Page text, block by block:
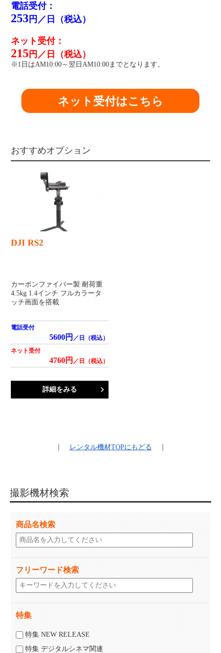
電話受付：
253 円／日（税込）
ネット受付：
215 円／日（税込）
※1日はAM10:00～翌日AM10:00までとなります。
ネット受付はこちら
おすすめオプション
DJI RS2
カーボンファイバー製 耐荷重
4.5kg 1.4インチ フルカラータ
ッチ画面を搭載
電話受付
5600円 ／日（税込）
ネット受付
4760円 ／日（税込）
詳細をみる
レンタル機材TOPにもどる
撮影機材検索
商品名検索
フリーワード検索
特集
特集 NEW RELEASE
特集 デジタルシネマ関連